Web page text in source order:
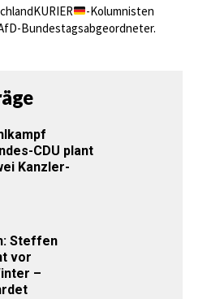
-Kolumnisten
Bundestagsabgeordneter.
CDU plant
Kanzler-
Steffen
vor
–